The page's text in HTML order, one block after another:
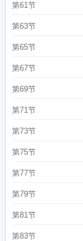
第61节
第63节
第65节
第67节
第69节
第71节
第73节
第75节
第77节
第79节
第81节
第83节